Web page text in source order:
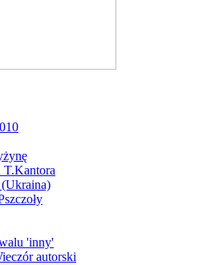
'inny'
autorski